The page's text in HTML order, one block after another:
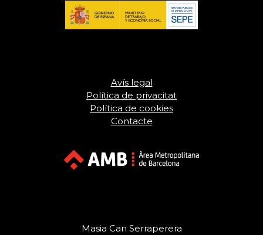
Avís legal
Política de privacitat
Política de cookies
Contacte
Masia Can Serraperera